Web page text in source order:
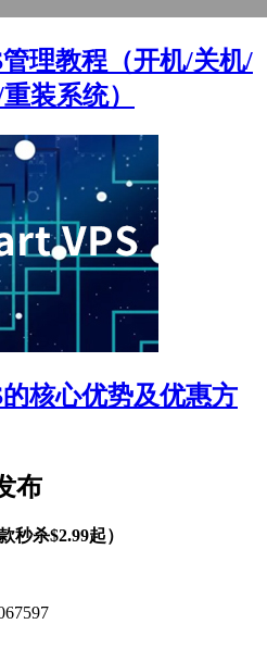
理教程（开机/关机/
装系统）
核心优势及优惠方
布
秒杀$2.99起）